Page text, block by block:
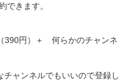
できます。
390円）＋ 何らかのチャンネ
ャンネルでもいいので登録し